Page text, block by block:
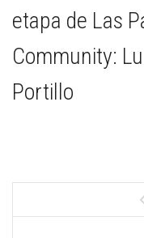
etapa de Las
Community:
Portillo